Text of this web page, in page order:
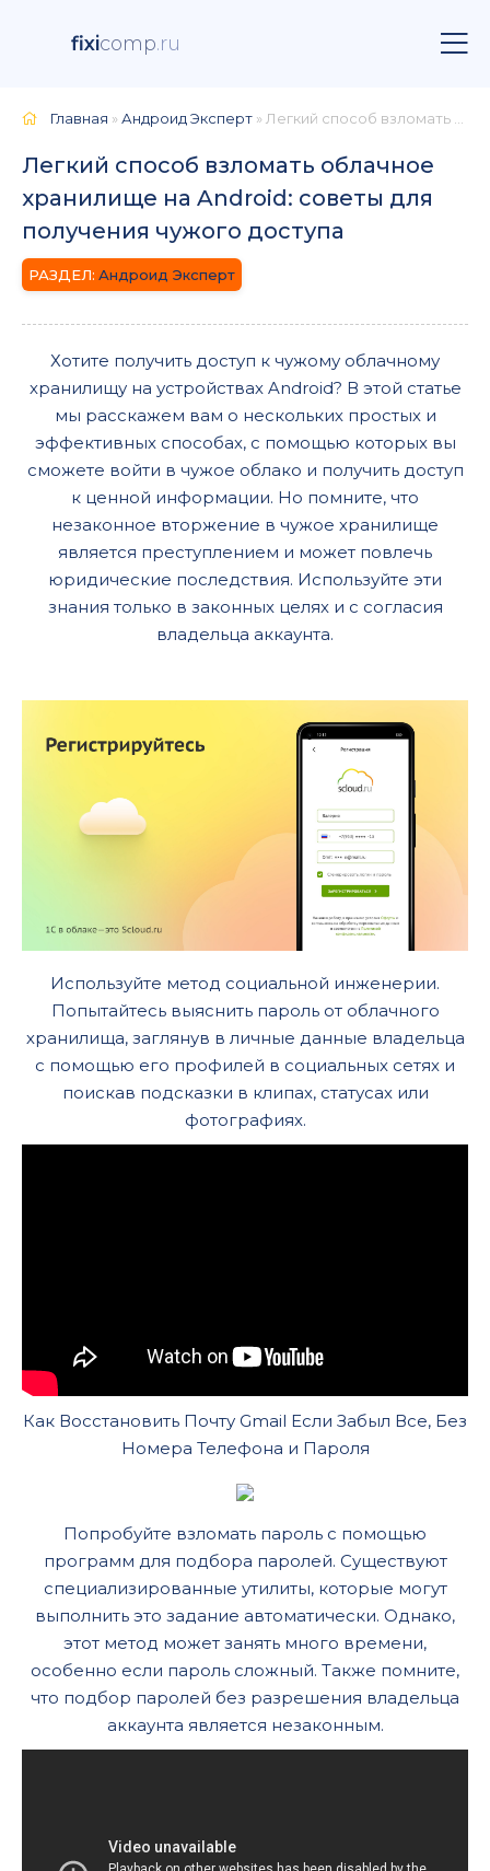
fixicomp.ru
Главная »Андроид Эксперт » Легкий способ взломать облачное хранилище на Android: советы для получения чужого доступа
Легкий способ взломать облачное
хранилище на Android: советы для
получения чужого доступа
Андроид Эксперт
Хотите получить доступ к чужому облачному
хранилищу на устройствах Android? В этой статье
мы расскажем вам о нескольких простых и
эффективных способах, с помощью которых вы
сможете войти в чужое облако и получить доступ
к ценной информации. Но помните, что
незаконное вторжение в чужое хранилище
является преступлением и может повлечь
юридические последствия. Используйте эти
знания только в законных целях и с согласия
владельца аккаунта.
Используйте метод социальной инженерии.
Попытайтесь выяснить пароль от облачного
хранилища, заглянув в личные данные владельца
с помощью его профилей в социальных сетях и
поискав подсказки в клипах, статусах или
фотографиях.
Как Восстановить Почту Gmail Если Забыл Все, Без
Номера Телефона и Пароля
Попробуйте взломать пароль с помощью
программ для подбора паролей. Существуют
специализированные утилиты, которые могут
выполнить это задание автоматически. Однако,
этот метод может занять много времени,
особенно если пароль сложный. Также помните,
что подбор паролей без разрешения владельца
аккаунта является незаконным.